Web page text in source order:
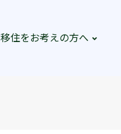
移住をお考えの方へ